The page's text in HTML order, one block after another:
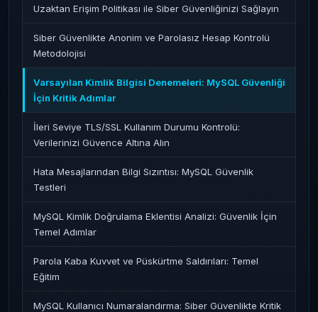
Uzaktan Erişim Politikası ile Siber Güvenliğinizi Sağlayın
Siber Güvenlikte Anonim ve Parolasız Hesap Kontrolü
Metodolojisi
Varsayılan Kimlik Bilgisi Denemeleri: MySQL Güvenliği
İçin Kritik Adımlar
İleri Seviye TLS/SSL Kullanım Durumu Kontrolü:
Verilerinizi Güvence Altına Alın
Hata Mesajlarından Bilgi Sızıntısı: MySQL Güvenlik
Testleri
MySQL Kimlik Doğrulama Eklentisi Analizi: Güvenlik İçin
Temel Adımlar
Parola Kaba Kuvvet ve Püskürtme Saldırıları: Temel
Eğitim
MySQL Kullanıcı Numaralandırma: Siber Güvenlikte Kritik